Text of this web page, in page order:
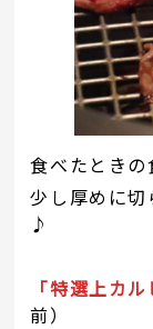
食べたときの
少し厚めに
♪
「特選上カル
前）